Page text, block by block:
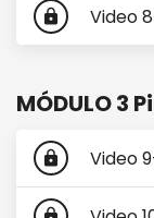
lock Video
MÓDULO 3
lock Video